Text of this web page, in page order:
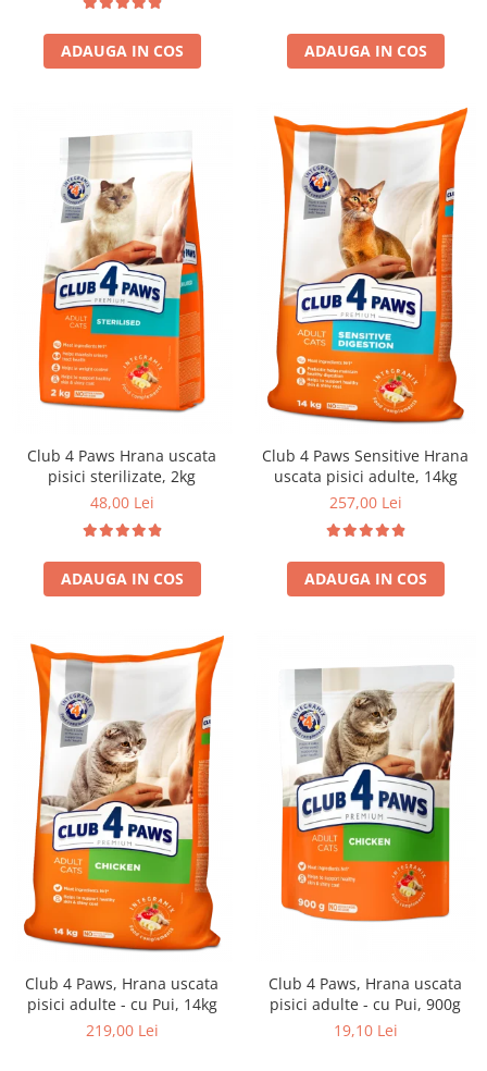
ADAUGA IN COS ADAUGA IN COS
Club 4 Paws Hrana uscata
pisici sterilizate, 2kg
48,00 Lei
ADAUGA IN COS
Club 4 Paws Sensitive Hrana
uscata pisici adulte, 14kg
257,00 Lei
ADAUGA IN COS
Club 4 Paws, Hrana uscata
pisici adulte - cu Pui, 14kg
219,00 Lei
Club 4 Paws, Hrana uscata
pisici adulte - cu Pui, 900g
19,10 Lei